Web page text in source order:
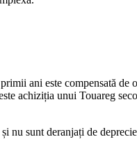
ani este compensată de
achiziția unui Touareg
nu sunt deranjați de